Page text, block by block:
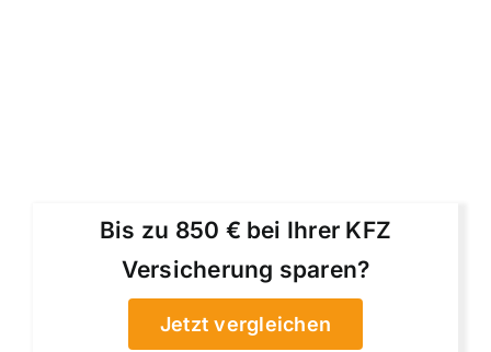
Bis zu 850 € bei Ihrer KFZ
Versicherung sparen?
Jetzt vergleichen